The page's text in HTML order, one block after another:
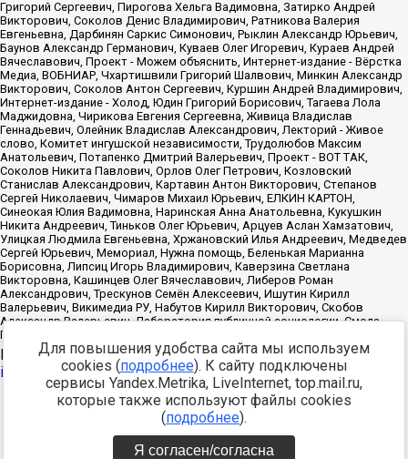
Источник:https://minjust.gov.ru/uploaded/files/reestr-
inostrannyih-agentov-22-03-2024.pdfданные на22.03.2024
Разработка -
Для повышения удобства сайта мы используем
cookies (подробнее). К сайту подключены
сервисы Yandex.Metrika, LiveInternet, top.mail.ru,
которые также используют файлы cookies
(подробнее).
Я согласен/согласна